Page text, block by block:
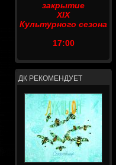
закрытие
XIX
Культурного сезона
17:00
ДК РЕКОМЕНДУЕТ